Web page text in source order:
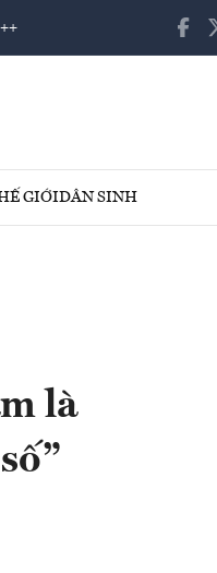
GIỚIDÂN SINH
là